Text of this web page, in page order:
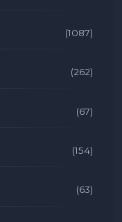
(1087)
(262)
(67)
(154)
(63)